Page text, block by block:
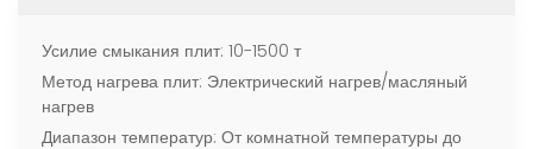
Усилие смыкания плит: 10-1500 т
Метод нагрева плит: Электрический нагрев/масляный
нагрев
Диапазон температур: От комнатной температуры до